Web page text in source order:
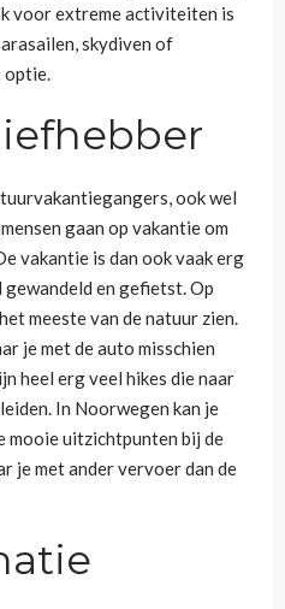
voor extreme activiteiten is
skydiven of
optie.
ook wel
gaan op vakantie om
vakantie is dan ook vaak erg
en gefietst. Op
meeste van de natuur zien.
je met de auto misschien
heel erg veel hikes die naar
In Noorwegen kan je
mooie uitzichtpunten bij de
je met ander vervoer dan de